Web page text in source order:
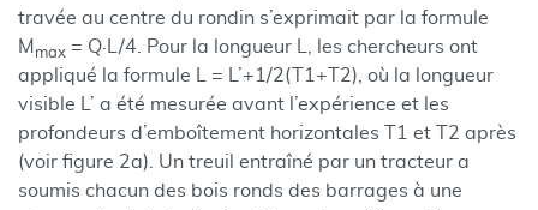
travée au centre du rondin s’exprimait par la formule
M max = Q·L/4. Pour la longueur L, les chercheurs ont
appliqué la formule L = L’+1/2(T1+T2), où la longueur
visible L’ a été mesurée avant l’expérience et les
profondeurs d’emboîtement horizontales T1 et T2 après
(voir figure 2a). Un treuil entraîné par un tracteur a
soumis chacun des bois ronds des barrages à une